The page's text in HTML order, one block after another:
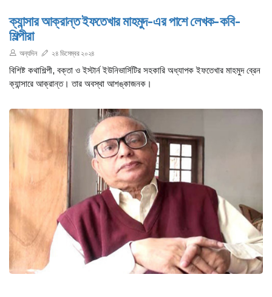
ক্যান্সার আক্রান্ত ইফতেখার মাহমুদ-এর পাশে লেখক-কবি-
শিল্পীরা
অন্যদিন ২৪ ডিসেম্বর ২০২৪
বিশিষ্ট কথাশিল্পী, বক্তা ও ইস্টার্ন ইউনিভার্সিটির সহকারি অধ্যাপক ইফতেখার মাহমুদ ব্রেন
ক্যান্সারে আক্রান্ত। তার অবস্থা আশঙ্কাজনক।